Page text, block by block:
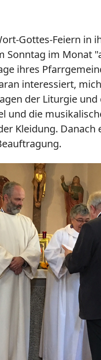
Gottes-Feiern
Sonntag im Monat
ihres
interessiert,
der Liturgie
die
Kleidung.